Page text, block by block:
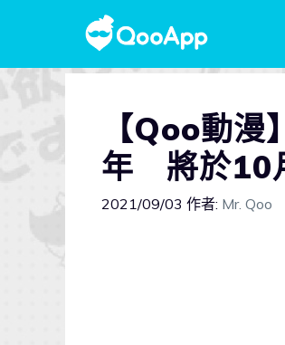
【Qoo動
年 將於10
2021/09/03 作者: Mr. Qoo